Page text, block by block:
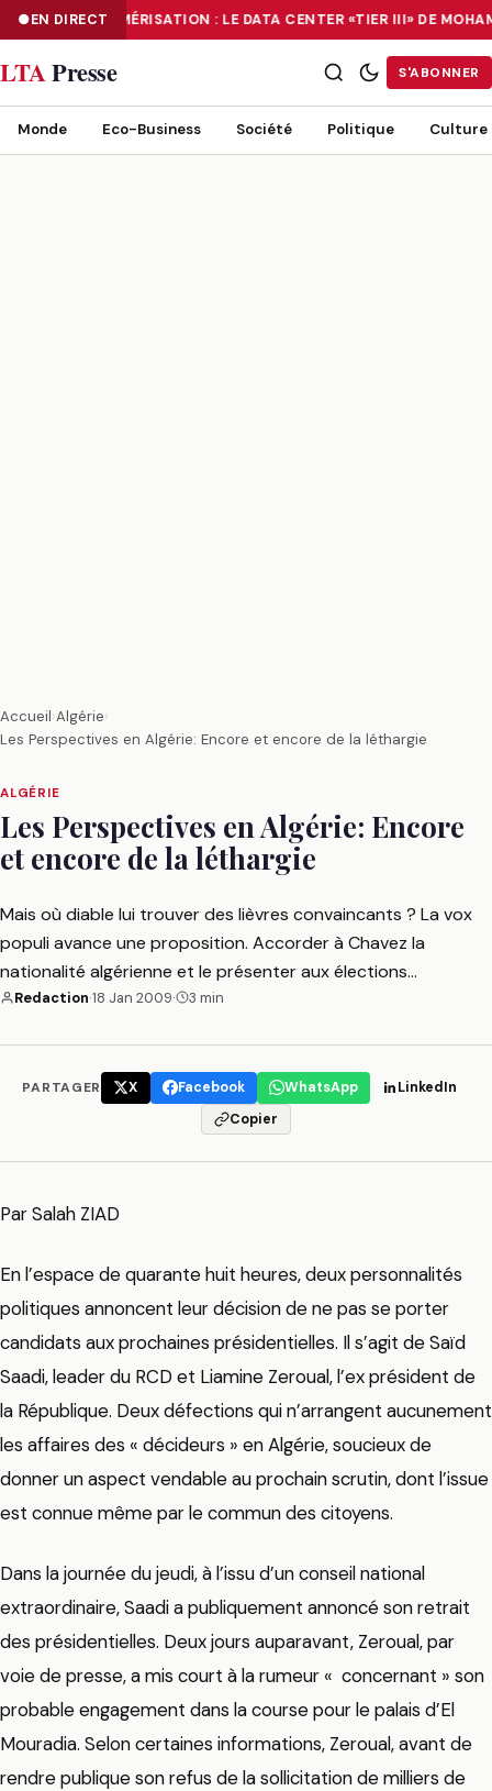
EN DIRECTNUMÉRISATION : LE DATA CENTER «TIER III» DE
NUMÉRISATION : LE DATA CENTER «TIER III» DE MOHAMMADIA, UN
LTAPresse S'ABONNER
Monde Eco-Business Société Politique Culture
Accueil›Algérie›
Les Perspectives en Algérie: Encore et encore de la léthargie
ALGÉRIE
Les Perspectives en Algérie: Encore
et encore de la léthargie
Mais où diable lui trouver des lièvres convaincants ? La vox
populi avance une proposition. Accorder à Chavez la
nationalité algérienne et le présenter aux élections…
Redaction·18 Jan 2009· 3 min
PARTAGER X Facebook WhatsApp
LinkedIn
Copier
Par Salah ZIAD
En l’espace de quarante huit heures, deux personnalités
politiques annoncent leur décision de ne pas se porter
candidats aux prochaines présidentielles. Il s’agit de Saïd
Saadi, leader du RCD et Liamine Zeroual, l’ex président de
la République. Deux défections qui n’arrangent aucunement
les affaires des « décideurs » en Algérie, soucieux de
donner un aspect vendable au prochain scrutin, dont l’issue
est connue même par le commun des citoyens.
Dans la journée du jeudi, à l’issu d’un conseil national
extraordinaire, Saadi a publiquement annoncé son retrait
des présidentielles. Deux jours auparavant, Zeroual, par
voie de presse, a mis court à la rumeur « concernant » son
probable engagement dans la course pour le palais d’El
Mouradia. Selon certaines informations, Zeroual, avant de
rendre publique son refus de la sollicitation de milliers de